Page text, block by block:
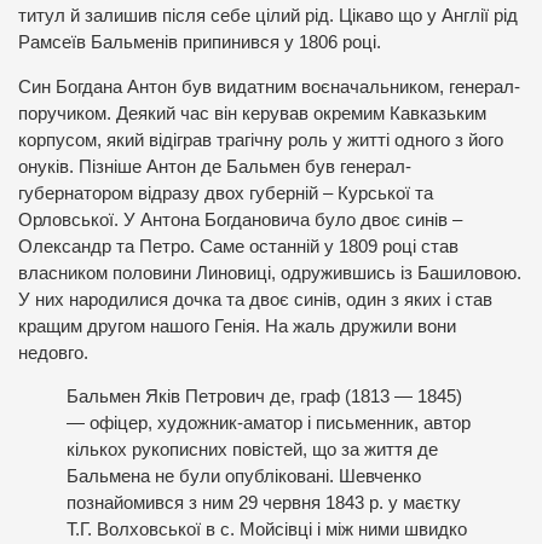
титул й залишив після себе цілий рід. Цікаво що у Англії рід
Рамсеїв Бальменів припинився у 1806 році.
Син Богдана Антон був видатним воєначальником, генерал-
поручиком. Деякий час він керував окремим Кавказьким
корпусом, який відіграв трагічну роль у житті одного з його
онуків. Пізніше Антон де Бальмен був генерал-
губернатором відразу двох губерній – Курської та
Орловської. У Антона Богдановича було двоє синів –
Олександр та Петро. Саме останній у 1809 році став
власником половини Линовиці, одружившись із Башиловою.
У них народилися дочка та двоє синів, один з яких і став
кращим другом нашого Генія. На жаль дружили вони
недовго.
Бальмен Яків Петрович де, граф (1813 — 1845)
— офіцер, художник-аматор і письменник, автор
кількох рукописних повістей, що за життя де
Бальмена не були опубліковані. Шевченко
познайомився з ним 29 червня 1843 р. у маєтку
Т.Г. Волховської в с. Мойсівці і між ними швидко